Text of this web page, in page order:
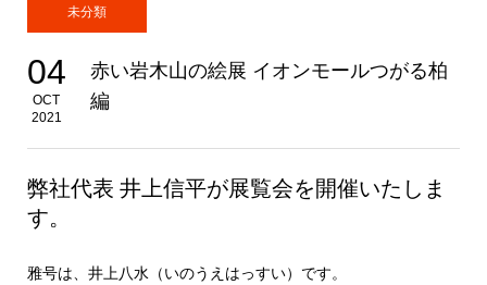
未分類
04
OCT
2021
赤い岩木山の絵展 イオンモールつがる柏
編
弊社代表 井上信平が展覧会を開催いたしま
す。
雅号は、井上八水（いのうえはっすい）です。